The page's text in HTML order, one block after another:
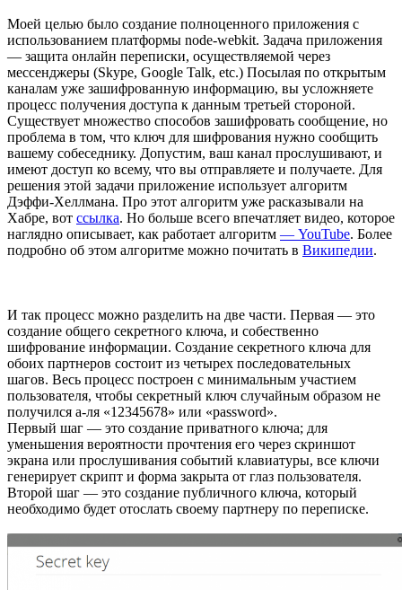
Моей целью было создание полноценного приложения с
использованием платформы node-webkit. Задача приложения
— защита онлайн переписки, осуществляемой через
мессенджеры (Skype, Google Talk, еtc.) Посылая по открытым
каналам уже зашифрованную информацию, вы усложняете
процесс получения доступа к данным третьей стороной.
Существует множество способов зашифровать сообщение, но
проблема в том, что ключ для шифрования нужно сообщить
вашему собеседнику. Допустим, ваш канал прослушивают, и
имеют доступ ко всему, что вы отправляете и получаете. Для
решения этой задачи приложение использует алгоритм
Дэффи-Хеллмана. Про этот алгоритм уже расказывали на
Хабре, вот ссылка. Но больше всего впечатляет видео, которое
наглядно описывает, как работает алгоритм — YouTube. Более
подробно об этом алгоритме можно почитать в Википедии.
И так процесс можно разделить на две части. Первая — это
создание общего секретного ключа, и собественно
шифрование информации. Создание секретного ключа для
обоих партнеров состоит из четырех последовательных
шагов. Весь процесс построен с минимальным участием
пользователя, чтобы секретный ключ случайным образом не
получился а-ля «12345678» или «password».
Первый шаг — это создание приватного ключа; для
уменьшения вероятности прочтения его через скриншот
экрана или прослушивания событий клавиатуры, все ключи
генерирует скрипт и форма закрыта от глаз пользователя.
Второй шаг — это создание публичного ключа, который
необходимо будет отослать своему партнеру по переписке.